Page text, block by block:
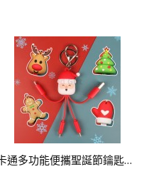
卡通多功能便攜聖誕節鑰匙扣數據線